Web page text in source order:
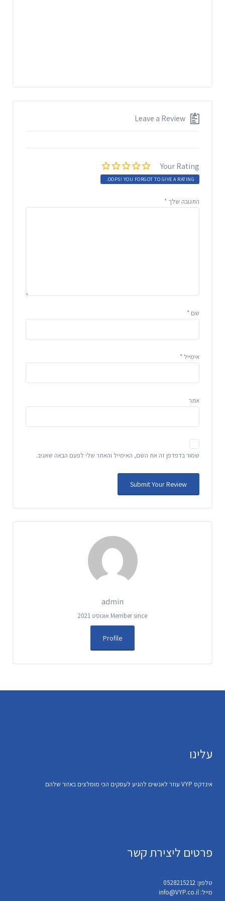
Leave a Review
Your Rating
OOPS! YOU FORGOT TO GIVE A RATING.
התגובה שלך *
שם *
אימייל *
אתר
שמור בדפדפן זה את השם, האימייל והאתר שלי לפעם הבאה שאגיב.
admin
Member since אוגוסט 2021
Profile
עלינו
אינדקס VYP עוזר לאנשים להגיע לעסקים הכי מומלצים באזור שלהם
פרטים ליצירת קשר
טלפון: 0528215212
מייל: info@VYP.co.il